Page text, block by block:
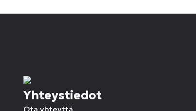
Yhteystiedot
Ota yhteyttä